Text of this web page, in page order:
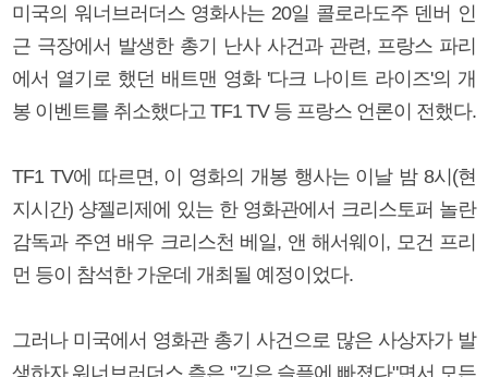
미국의 워너브러더스 영화사는 20일 콜로라도주 덴버 인
근 극장에서 발생한 총기 난사 사건과 관련, 프랑스 파리
에서 열기로 했던 배트맨 영화 '다크 나이트 라이즈'의 개
봉 이벤트를 취소했다고 TF1 TV 등 프랑스 언론이 전했다.
TF1 TV에 따르면, 이 영화의 개봉 행사는 이날 밤 8시(현
지시간) 샹젤리제에 있는 한 영화관에서 크리스토퍼 놀란
감독과 주연 배우 크리스천 베일, 앤 해서웨이, 모건 프리
먼 등이 참석한 가운데 개최될 예정이었다.
그러나 미국에서 영화관 총기 사건으로 많은 사상자가 발
생하자 워너브러더스 측은 "깊은 슬픔에 빠졌다"면서 모든